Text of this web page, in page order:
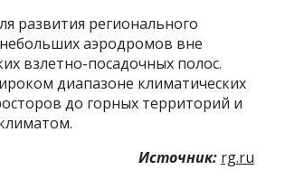
развития регионального
аэродромов вне
взлетно-посадочных полос.
диапазоне климатических
до горных территорий и
Источник: rg.ru